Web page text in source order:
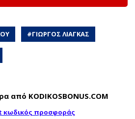
#ΓΙΩΡΓΟΣ ΛΙΑΓΚΑΣ
από KODIKOSBONUS.COM
κωδικός προσφοράς